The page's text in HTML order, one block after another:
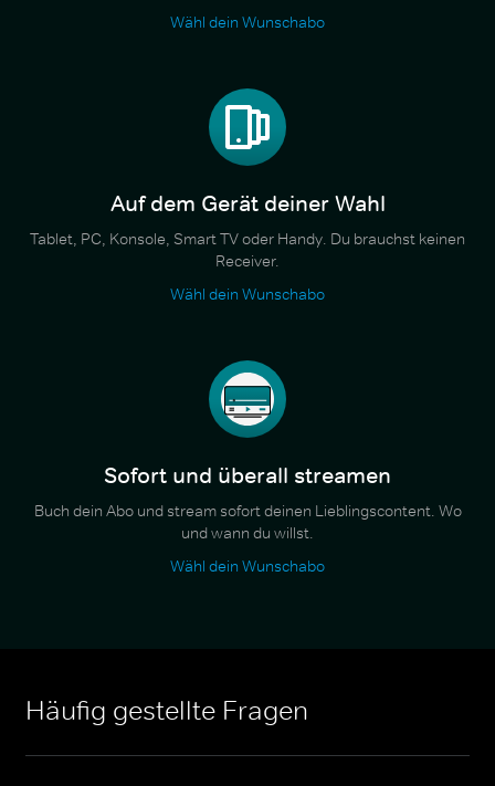
Wähl dein Wunschabo
Auf dem Gerät deiner Wahl
Tablet, PC, Konsole, Smart TV oder Handy. Du brauchst keinen
Receiver.
Wähl dein Wunschabo
Sofort und überall streamen
Buch dein Abo und stream sofort deinen Lieblingscontent. Wo
und wann du willst.
Wähl dein Wunschabo
Häufig gestellte Fragen